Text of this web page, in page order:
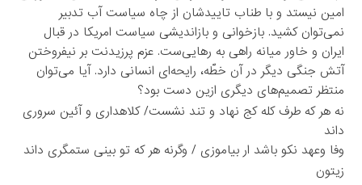
امین نیستد و با طناب تاییدشان از چاه سیاست آب تدبیر
نمی‌توان کشید. بازخوانی و باز‌اندیشی سیاست امریکا در قبال
ایران و خاور میانه راهی به رهایی‌ست. عزم پرزیدنت بر نیفروختن
آتش جنگی دیگر در آن خطّه، رایحه‌ای انسانی دارد. آیا می‌توان
منتظر تصمیم‌های دیگری ازین دست بود؟
نه هر که طرف کله کج نهاد و تند نشست/ کلاهداری و آئین سروری
داند
وفا وعهد نکو باشد ار بیاموزی / وگرنه هر که تو بینی ستمگری داند
زیتون